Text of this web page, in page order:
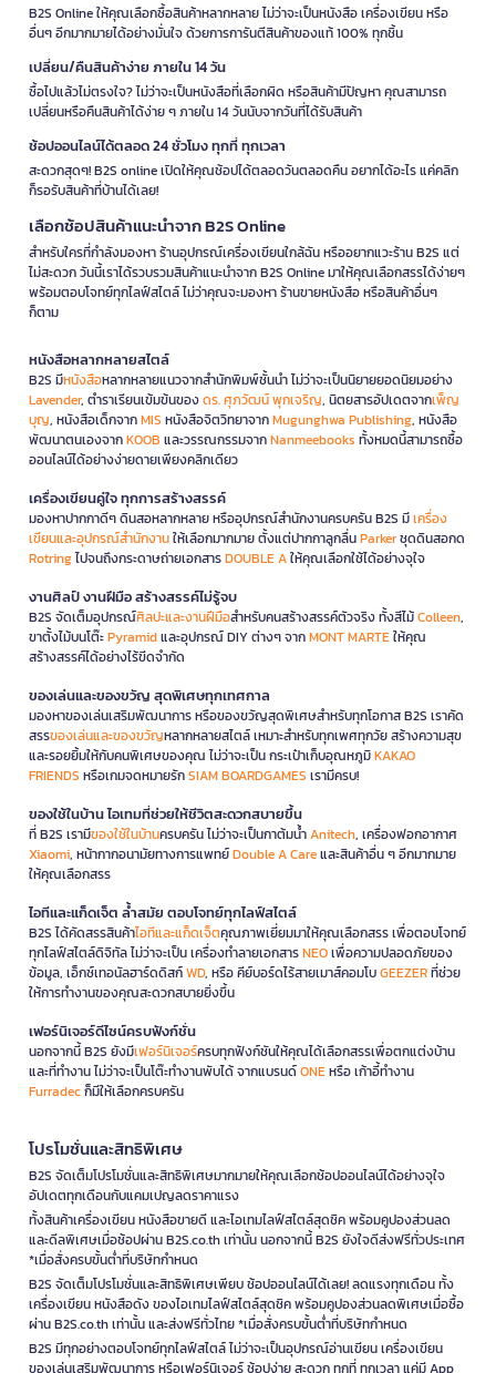
B2S Online ให้คุณเลือกซื้อสินค้าหลากหลาย ไม่ว่าจะเป็นหนังสือ เครื่องเขียน หรือ
อื่นๆ อีกมากมายได้อย่างมั่นใจ ด้วยการการันตีสินค้าของแท้ 100% ทุกชิ้น
เปลี่ยน/คืนสินค้าง่าย ภายใน 14 วัน
ซื้อไปแล้วไม่ตรงใจ? ไม่ว่าจะเป็นหนังสือที่เลือกผิด หรือสินค้ามีปัญหา คุณสามารถ
เปลี่ยนหรือคืนสินค้าได้ง่าย ๆ ภายใน 14 วันนับจากวันที่ได้รับสินค้า
ช้อปออนไลน์ได้ตลอด 24 ชั่วโมง ทุกที่ ทุกเวลา
สะดวกสุดๆ! B2S online เปิดให้คุณช้อปได้ตลอดวันตลอดคืน อยากได้อะไร แค่คลิก
ก็รอรับสินค้าที่บ้านได้เลย!
เลือกช้อปสินค้าแนะนำจาก B2S Online
สำหรับใครที่กำลังมองหา ร้านอุปกรณ์เครื่องเขียนใกล้ฉัน หรืออยากแวะร้าน B2S แต่
ไม่สะดวก วันนี้เราได้รวบรวมสินค้าแนะนำจาก B2S Online มาให้คุณเลือกสรรได้ง่ายๆ
พร้อมตอบโจทย์ทุกไลฟ์สไตล์ ไม่ว่าคุณจะมองหา ร้านขายหนังสือ หรือสินค้าอื่นๆ
ก็ตาม
หนังสือหลากหลายสไตล์
B2S มีหนังสือหลากหลายแนวจากสำนักพิมพ์ชั้นนำ ไม่ว่าจะเป็นนิยายยอดนิยมอย่าง
Lavender, ตำราเรียนเข้มข้นของดร. ศุภวัฒน์ พุกเจริญ, นิตยสารอัปเดตจากเพ็ญ
บุญ, หนังสือเด็กจากMIS หนังสือจิตวิทยาจากMugunghwa Publishing, หนังสือ
พัฒนาตนเองจากKOOB และวรรณกรรมจากNanmeebooks ทั้งหมดนี้สามารถซื้อ
ออนไลน์ได้อย่างง่ายดายเพียงคลิกเดียว
เครื่องเขียนคู่ใจ ทุกการสร้างสรรค์
มองหาปากกาดีๆ ดินสอหลากหลาย หรืออุปกรณ์สำนักงานครบครัน B2S มีเครื่อง
เขียนและอุปกรณ์สำนักงานให้เลือกมากมาย ตั้งแต่ปากกาลูกลื่นParkerชุดดินสอกด
Rotringไปจนถึงกระดาษถ่ายเอกสารDOUBLE Aให้คุณเลือกใช้ได้อย่างจุใจ
งานศิลป์ งานฝีมือ สร้างสรรค์ไม่รู้จบ
B2S จัดเต็มอุปกรณ์ศิลปะและงานฝีมือสำหรับคนสร้างสรรค์ตัวจริง ทั้งสีไม้Colleen,
ขาตั้งไม้บนโต๊ะPyramidและอุปกรณ์ DIY ต่างๆ จากMONT MARTEให้คุณ
สร้างสรรค์ได้อย่างไร้ขีดจำกัด
ของเล่นและของขวัญ สุดพิเศษทุกเทศกาล
มองหาของเล่นเสริมพัฒนาการ หรือของขวัญสุดพิเศษสำหรับทุกโอกาส B2S เราคัด
สรรของเล่นและของขวัญหลากหลายสไตล์ เหมาะสำหรับทุกเพศทุกวัย สร้างความสุข
และรอยยิ้มให้กับคนพิเศษของคุณ ไม่ว่าจะเป็น กระเป๋าเก็บอุณหภูมิKAKAO
FRIENDS หรือเกมจดหมายรักSIAM BOARDGAMES เรามีครบ!
ของใช้ในบ้าน ไอเทมที่ช่วยให้ชีวิตสะดวกสบายขึ้น
ที่ B2S เรามีของใช้ในบ้านครบครัน ไม่ว่าจะเป็นกาต้มน้ำAnitech, เครื่องฟอกอากาศ
Xiaomi, หน้ากากอนามัยทางการแพทย์Double A Careและสินค้าอื่น ๆ อีกมากมาย
ให้คุณเลือกสรร
ไอทีและแก็ดเจ็ต ล้ำสมัย ตอบโจทย์ทุกไลฟ์สไตล์
B2S ได้คัดสรรสินค้าไอทีและแก็ดเจ็ตคุณภาพเยี่ยมมาให้คุณเลือกสรร เพื่อตอบโจทย์
ทุกไลฟ์สไตล์ดิจิทัล ไม่ว่าจะเป็น เครื่องทำลายเอกสารNEOเพื่อความปลอดภัยของ
ข้อมูล, เอ็กซ์เทอนัลฮาร์ดดิสก์WD, หรือ คีย์บอร์ดไร้สายเมาส์คอมโบGEEZERที่ช่วย
ให้การทำงานของคุณสะดวกสบายยิ่งขึ้น
เฟอร์นิเจอร์ดีไซน์ครบฟังก์ชั่น
นอกจากนี้ B2S ยังมีเฟอร์นิเจอร์ครบทุกฟังก์ชันให้คุณได้เลือกสรรเพื่อตกแต่งบ้าน
และที่ทำงาน ไม่ว่าจะเป็นโต๊ะทำงานพับได้ จากแบรนด์ONEหรือ เก้าอี้ทำงาน
Furradecก็มีให้เลือกครบครัน
โปรโมชั่นและสิทธิพิเศษ
B2S จัดเต็มโปรโมชั่นและสิทธิพิเศษมากมายให้คุณเลือกช้อปออนไลน์ได้อย่างจุใจ
อัปเดตทุกเดือนกับแคมเปญลดราคาแรง
ทั้งสินค้าเครื่องเขียน หนังสือขายดี และไอเทมไลฟ์สไตล์สุดชิค พร้อมคูปองส่วนลด
และดีลพิเศษเมื่อช้อปผ่าน B2S.co.th เท่านั้น นอกจากนี้ B2S ยังใจดีส่งฟรีทั่วประเทศ
*เมื่อสั่งครบขั้นต่ำที่บริษัทกำหนด
B2S จัดเต็มโปรโมชั่นและสิทธิพิเศษเพียบ ช้อปออนไลน์ได้เลย! ลดแรงทุกเดือน ทั้ง
เครื่องเขียน หนังสือดัง ของไอเทมไลฟ์สไตล์สุดชิค พร้อมคูปองส่วนลดพิเศษเมื่อซื้อ
ผ่าน B2S.co.th เท่านั้น และส่งฟรีทั่วไทย *เมื่อสั่งครบขั้นต่ำที่บริษัทกำหนด
B2S มีทุกอย่างตอบโจทย์ทุกไลฟ์สไตล์ ไม่ว่าจะเป็นอุปกรณ์อ่านเขียน เครื่องเขียน
ของเล่นเสริมพัฒนาการ หรือเฟอร์นิเจอร์ ช้อปง่าย สะดวก ทุกที่ ทุกเวลา แค่มี App